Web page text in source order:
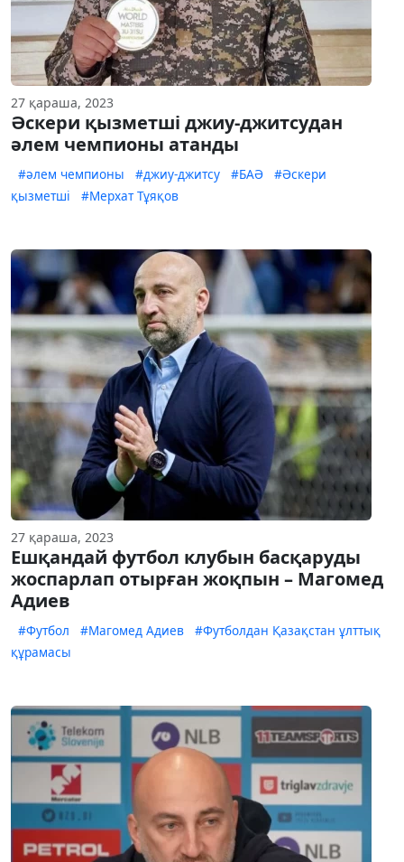
27 қараша, 2023
Әскери қызметші джиу-джитсудан
әлем чемпионы атанды
#әлем чемпионы #джиу-джитсу #БАӘ
#Әскери
қызметші
#Мерхат Тұяқов
27 қараша, 2023
Ешқандай футбол клубын басқаруды
жоспарлап отырған жоқпын – Магомед
Адиев
#Футбол #Магомед Адиев
#Футболдан Қазақстан ұлттық
құрамасы